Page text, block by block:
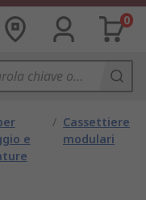
0
e
/ Cassettiere
modulari